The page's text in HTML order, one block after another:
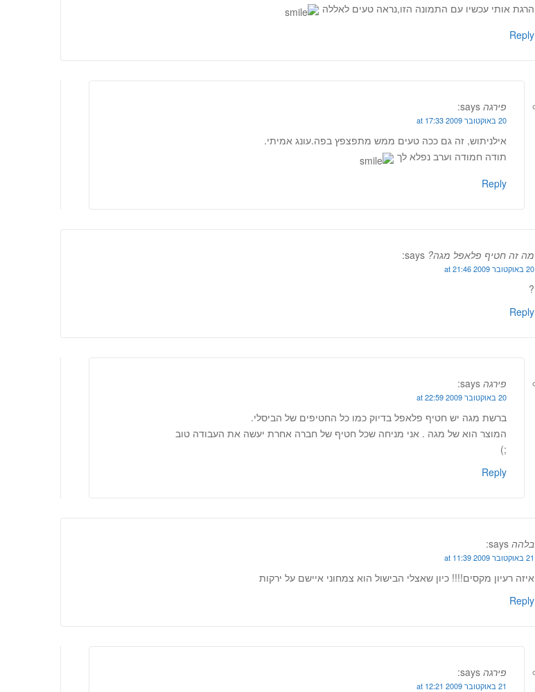
הרגת אותי עכשיו עם התמונה הזו,נראה טעים לאללה
Reply
פירגה says:
20 באוקטובר 2009 at 17:33
אילניתוש, זה גם ככה טעים ממש מתפצפץ בפה.עונג אמיתי.
תודה חמודה וערב נפלא לך
Reply
מה זה חטיף פלאפל מגה? says:
20 באוקטובר 2009 at 21:46
?
Reply
פירגה says:
20 באוקטובר 2009 at 22:59
ברשת מגה יש חטיף פלאפל בדיוק כמו כל החטיפים של הביסלי.
המוצר הוא של מגה . אני מניחה שכל חטיף של חברה אחרת יעשה את העבודה טוב
;)
Reply
בלהה says:
21 באוקטובר 2009 at 11:39
איזה רעיון מקסים!!!! כיון שאצלי הבישול הוא צמחוני איישם על ירקות
Reply
פירגה says:
21 באוקטובר 2009 at 12:21